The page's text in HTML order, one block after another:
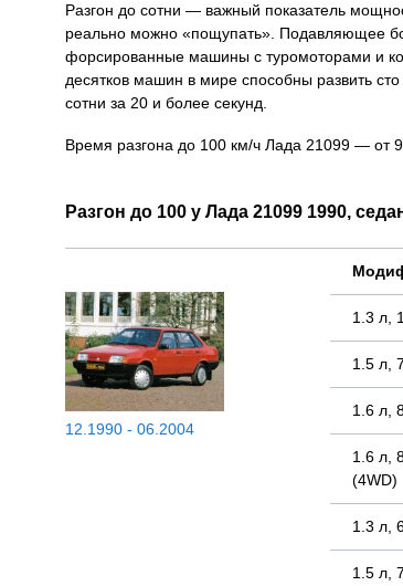
Разгон до сотни — важный показатель
реально можно «пощупать». Подавляющее
форсированные машины с туромоторами и
десятков машин в мире способны развить
сотни за 20 и более секунд.
Время разгона до 100 км/ч Лада 21099 — от 9
Разгон до 100 у Лада 21099 1990,
12.1990 - 06.2004
1.3 л,
1.5 л,
1.6 л,
1.6 л,
(4WD)
1.3 л,
1.5 л,